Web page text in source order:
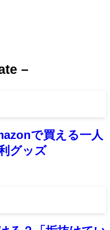
–
で買える一人
グッズ